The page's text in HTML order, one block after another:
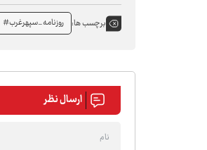
برچسب ها: روزنامه_سپهرغرب#
ارسال نظر